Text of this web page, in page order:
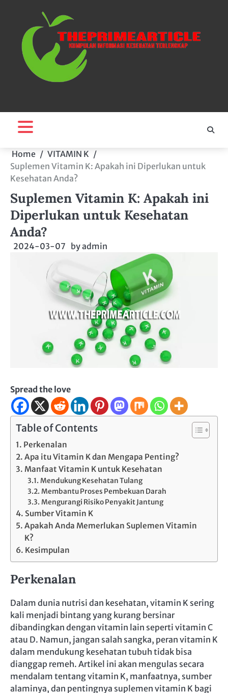
content
Home
VITAMIN K
Suplemen Vitamin K: Apakah ini Diperlukan untuk
Kesehatan Anda?
Suplemen Vitamin K: Apakah ini
Diperlukan untuk Kesehatan
Anda?
2024-03-07 byadmin
Spread the love
Table of Contents
Perkenalan
Apa itu Vitamin K dan Mengapa Penting?
Manfaat Vitamin K untuk Kesehatan
Mendukung Kesehatan Tulang
Membantu Proses Pembekuan Darah
Mengurangi Risiko Penyakit Jantung
Sumber Vitamin K
Apakah Anda Memerlukan Suplemen Vitamin
K?
Kesimpulan
Perkenalan
Dalam dunia nutrisi dan kesehatan, vitamin K sering
kali menjadi bintang yang kurang bersinar
dibandingkan dengan vitamin lain seperti vitamin C
atau D. Namun, jangan salah sangka, peran vitamin K
dalam mendukung kesehatan tubuh tidak bisa
dianggap remeh. Artikel ini akan mengulas secara
mendalam tentang vitamin K, manfaatnya, sumber
alaminya, dan pentingnya suplemen vitamin K bagi